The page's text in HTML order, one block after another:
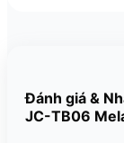
Đánh giá &
JC-TB06